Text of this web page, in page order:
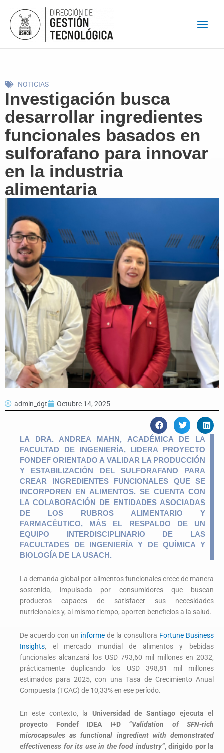
contenido
NOTICIAS
Investigación busca
desarrollar ingredientes
funcionales basados en
sulforafano para innovar
en la industria
alimentaria
admin_dgt Octubre 14, 2025
LA DRA. ANDREA MAHN, ACADÉMICA DE LA
FACULTAD DE INGENIERÍA, LIDERA PROYECTO
FONDEF ORIENTADO A VALIDAR LA PRODUCCIÓN
Y ESTABILIZACIÓN DEL SULFORAFANO PARA
CREAR INGREDIENTES FUNCIONALES QUE SE
INCORPOREN EN ALIMENTOS. SE CUENTA CON
LA COLABORACIÓN DE ENTIDADES ASOCIADAS
DE LOS RUBROS ALIMENTARIO Y
FARMACÉUTICO, MÁS EL RESPALDO DE UN
EQUIPO INTERDISCIPLINARIO DE LAS
FACULTADES DE INGENIERÍA Y DE QUÍMICA Y
BIOLOGÍA DE LA USACH.
La demanda global por alimentos funcionales crece de manera
sostenida, impulsada por consumidores que buscan
productos capaces de satisfacer sus necesidades
nutricionales y, al mismo tiempo, aporten beneficios a la salud.
De acuerdo con un informe de la consultora Fortune Business
Insights, el mercado mundial de alimentos y bebidas
funcionales alcanzará los USD 793,60 mil millones en 2032,
prácticamente duplicando los USD 398,81 mil millones
estimados para 2025, con una Tasa de Crecimiento Anual
Compuesta (TCAC) de 10,33% en ese período.
En este contexto, la Universidad de Santiago ejecuta el
proyecto Fondef IDEA I+D “Validation of SFN-rich
microcapsules as functional ingredient with demonstrated
effectiveness for its use in the food industry”, dirigido por la